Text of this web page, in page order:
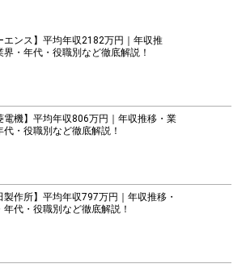
エンス】平均年収2182万円｜年収推
界・年代・役職別など徹底解説！
電機】平均年収806万円｜年収推移・業
代・役職別など徹底解説！
製作所】平均年収797万円｜年収推移・
年代・役職別など徹底解説！